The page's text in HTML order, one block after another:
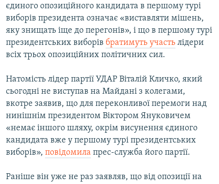
єдиного опозиційного кандидата в першому турі
виборів президента означає «виставляти мішень,
яку знищать іще до перегонів», і що в першому турі
президентських виборів братимуть участь лідери
всіх трьох опозиційних політичних сил.
Натомість лідер партії УДАР Віталій Кличко, який
сьогодні не виступав на Майдані з колегами,
вкотре заявив, що для переконливої перемоги над
нинішнім президентом Віктором Януковичем
«немає іншого шляху, окрім висунення єдиного
кандидата вже у першому турі президентських
виборів», повідомила прес-служба його партії.
Раніше він уже не раз заявляв, що від опозиції на